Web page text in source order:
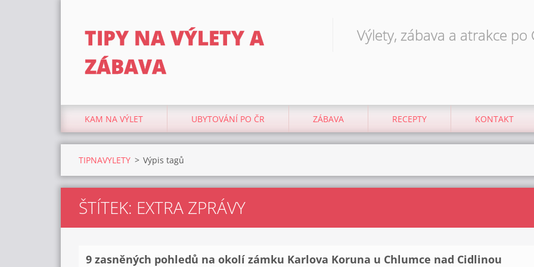
TIPY NA VÝLETY A
ZÁBAVA
Výlety, zábava a atrakce po
KAM NA VÝLET UBYTOVÁNÍ PO ČR ZÁBAVA RECEPTY KONTAKT
TIPNAVYLETY > Výpis tagů
ŠTÍTEK: EXTRA ZPRÁVY
9 zasněných pohledů na okolí zámku Karlova Koruna u Chlumce nad Cidlinou